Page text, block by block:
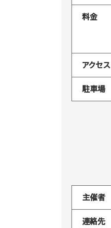
料金
アクセス
駐車場
主催者
連絡先